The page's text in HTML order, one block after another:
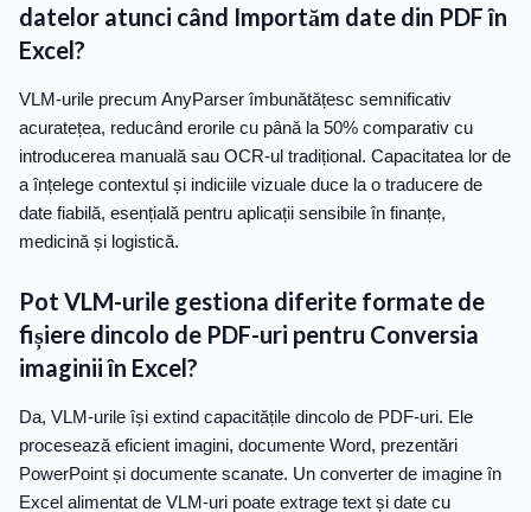
datelor atunci când Importăm date din PDF în
Excel?
VLM-urile precum AnyParser îmbunătățesc semnificativ
acuratețea, reducând erorile cu până la 50% comparativ cu
introducerea manuală sau OCR-ul tradițional. Capacitatea lor de
a înțelege contextul și indiciile vizuale duce la o traducere de
date fiabilă, esențială pentru aplicații sensibile în finanțe,
medicină și logistică.
Pot VLM-urile gestiona diferite formate de
fișiere dincolo de PDF-uri pentru Conversia
imaginii în Excel?
Da, VLM-urile își extind capacitățile dincolo de PDF-uri. Ele
procesează eficient imagini, documente Word, prezentări
PowerPoint și documente scanate. Un converter de imagine în
Excel alimentat de VLM-uri poate extrage text și date cu